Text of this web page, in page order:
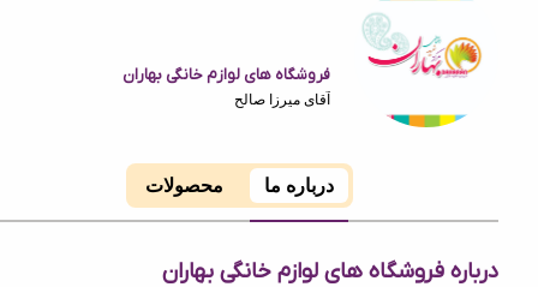
فروشگاه های لوازم خانگی بهاران
آقای میرزا صالح
محصولات
فروشگاه های لوازم خانگی بهاران